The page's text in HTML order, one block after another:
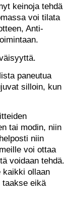
keinoja tehdä
voi tilata
Anti-
paneutua
silloin, kun
tai modin, niin
niin
voi ottaa
voidaan tehdä.
kaikki ollaan
taakse eikä